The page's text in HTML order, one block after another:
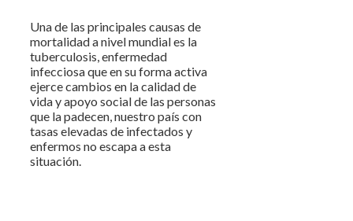
Una de las principales causas de
mortalidad a nivel mundial es la
tuberculosis, enfermedad
infecciosa que en su forma activa
ejerce cambios en la calidad de
vida y apoyo social de las personas
que la padecen, nuestro país con
tasas elevadas de infectados y
enfermos no escapa a esta
situación.